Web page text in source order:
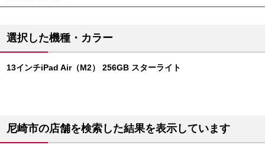
選択した機種・カラー
13インチiPad Air（M2） 256GB スターライト
尼崎市の店舗を検索した結果を表示しています